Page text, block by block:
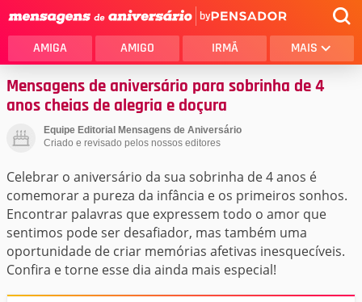
by
AMIGA AMIGO IRMÃ MAIS
Mensagens de aniversário para sobrinha de 4
anos cheias de alegria e doçura
Equipe Editorial Mensagens de Aniversário
Criado e revisado pelos nossos editores
Celebrar o aniversário da sua sobrinha de 4 anos é
comemorar a pureza da infância e os primeiros sonhos.
Encontrar palavras que expressem todo o amor que
sentimos pode ser desafiador, mas também uma
oportunidade de criar memórias afetivas inesquecíveis.
Confira e torne esse dia ainda mais especial!